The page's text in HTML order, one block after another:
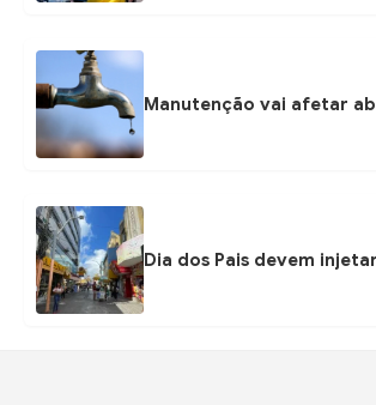
Manutenção vai afetar
Dia dos Pais devem